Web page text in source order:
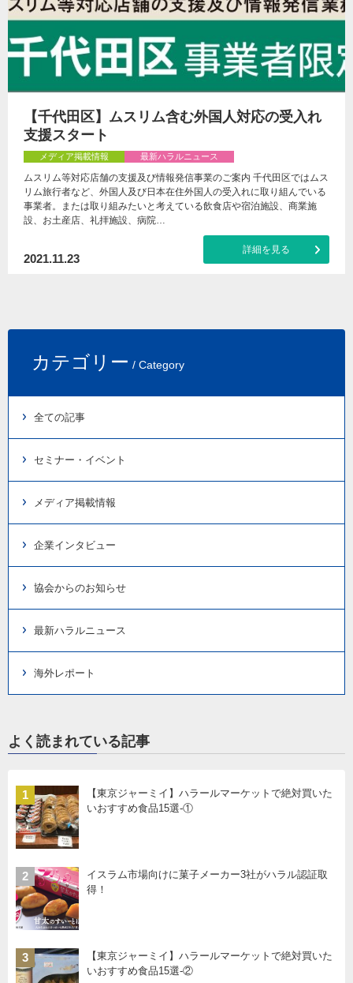
【千代田区】ムスリム含む外国人対応の受入れ
支援スタート
メディア掲載情報 最新ハラルニュース
ムスリム等対応店舗の支援及び情報発信事業のご案内 千代田区ではムス
リム旅行者など、外国人及び日本在住外国人の受入れに取り組んでいる
事業者。または取り組みたいと考えている飲食店や宿泊施設、商業施
設、お土産店、礼拝施設、病院…
2021.11.23
詳細を見る
カテゴリー / Category
全ての記事
セミナー・イベント
メディア掲載情報
企業インタビュー
協会からのお知らせ
最新ハラルニュース
海外レポート
よく読まれている記事
1
【東京ジャーミイ】ハラールマーケットで絶対買いた
いおすすめ食品15選-①
2
イスラム市場向けに菓子メーカー3社がハラル認証取
得！
3
【東京ジャーミイ】ハラールマーケットで絶対買いた
いおすすめ食品15選-②